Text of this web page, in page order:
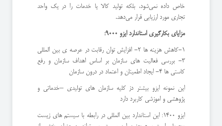
خاص داده نمی‌شود، بلکه تولید کالا یا خدمات را در یک واحد
تجاری مورد ارزیابی قرار می‌دهد.
مزایای بکارگیری استاندارد ایزو 9000:
1-کاهش هزینه ها 2- افزایش توان رقابت در عرصه ی بین المللی
3- بررسی فعالیت های سازمان بر اساس اهداف سازمان و رفع
کاستی ها 4- ایجاد اطمینان و اعتماد در درون سازمان
این نمونه ایزو بیشتر دز کلیه سازمان های تولیدی –خدماتی و
پژوهشی و اموزشی کاربرد دارد
ایزو 1400: این استاندارد بین المللی در رابطه با سیستم های زیست